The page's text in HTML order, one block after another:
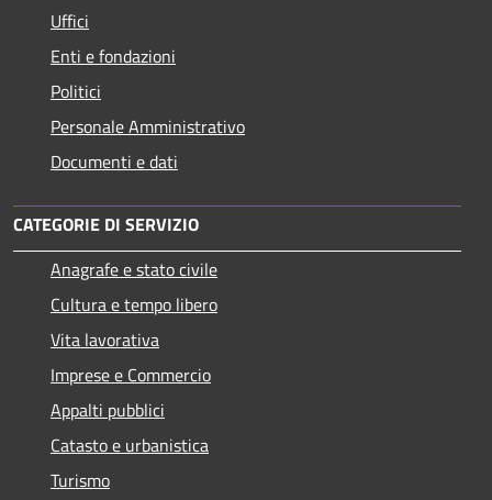
Uffici
Enti e fondazioni
Politici
Personale Amministrativo
Documenti e dati
CATEGORIE DI SERVIZIO
Anagrafe e stato civile
Cultura e tempo libero
Vita lavorativa
Imprese e Commercio
Appalti pubblici
Catasto e urbanistica
Turismo